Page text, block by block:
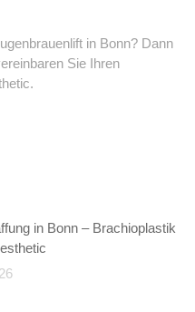
in Bonn? Dann
Sie Ihren
in Bonn – Brachioplastik